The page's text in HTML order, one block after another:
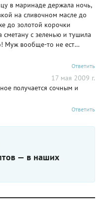
в маринаде держала ночь,
на сливочном масле до
до золотой корочки
с зеленью и тушила
Муж вообще-то не ест
соусе умял все до капли!
черным перцем в сливочном
Ответить
17 мая 2009 г.
получается сочным и
Ответить
— в наших